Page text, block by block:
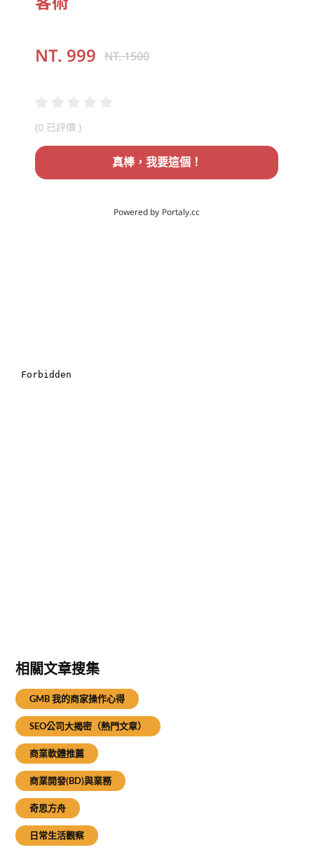
相關文章搜集
GMB 我的商家操作心得
SEO公司大揭密（熱門文章）
商業軟體推薦
商業開發(BD)與業務
奇思方舟
日常生活觀察